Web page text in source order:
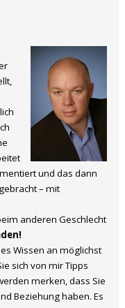
und das dann
– mit
anderen Geschlecht
Wissen an möglichst
sich von mir Tipps
merken, dass Sie
Beziehung haben. Es